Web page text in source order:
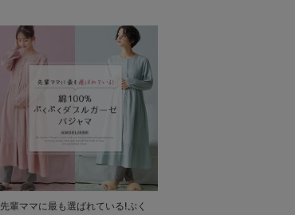
先輩ママに最も選ばれている!ぷく